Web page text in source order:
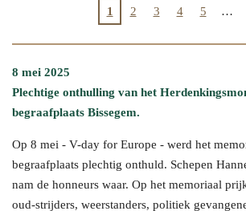
1 2 3 4 5
8 mei 2025
Plechtige onthulling van het
begraafplaats Bissegem.
Op 8 mei - V-day for Europe - werd het
begraafplaats plechtig onthuld. Schepen
nam de honneurs waar. Op het memoriaal
oud-strijders, weerstanders, politiek